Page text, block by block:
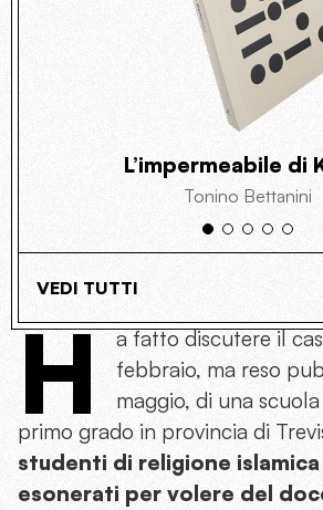
L’impermeabile di
Tonino Bettanini
VEDI TUTTI
H
a fatto discutere il
febbraio, ma reso
maggio, di una
primo grado in provincia di
studenti di religione
esonerati per volere del